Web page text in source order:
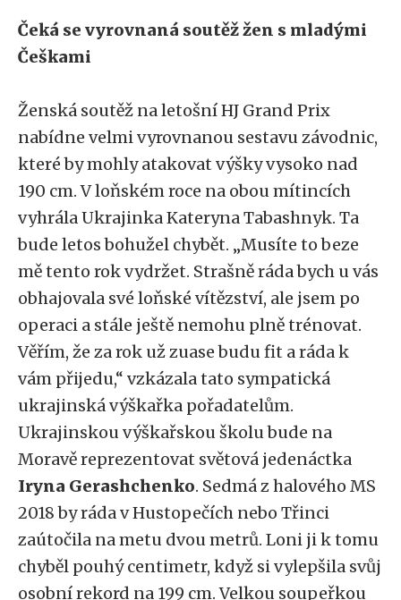
Čeká se vyrovnaná soutěž žen s mladými
Češkami
Ženská soutěž na letošní HJ Grand Prix
nabídne velmi vyrovnanou sestavu závodnic,
které by mohly atakovat výšky vysoko nad
190 cm. V loňském roce na obou mítincích
vyhrála Ukrajinka Kateryna Tabashnyk. Ta
bude letos bohužel chybět. „Musíte to beze
mě tento rok vydržet. Strašně ráda bych u vás
obhajovala své loňské vítězství, ale jsem po
operaci a stále ještě nemohu plně trénovat.
Věřím, že za rok už zuase budu fit a ráda k
vám přijedu,“ vzkázala tato sympatická
ukrajinská výškařka pořadatelům.
Ukrajinskou výškařskou školu bude na
Moravě reprezentovat světová jedenáctka
Iryna Gerashchenko. Sedmá z halového MS
2018 by ráda v Hustopečích nebo Třinci
zaútočila na metu dvou metrů. Loni ji k tomu
chyběl pouhý centimetr, když si vylepšila svůj
osobní rekord na 199 cm. Velkou soupeřkou